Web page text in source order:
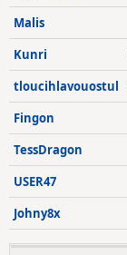
Malis
Kunri
tloucihlavouostul
Fingon
TessDragon
USER47
Johny8x